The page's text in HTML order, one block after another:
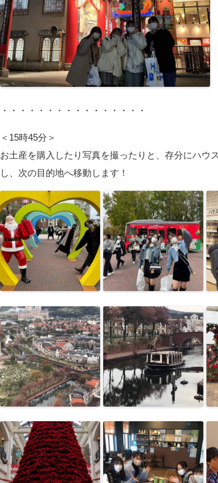
・・・・・・・・・・・・・・・・
＜15時45分＞
お土産を購入したり写真を撮ったりと、存分にハウ
し、次の目的地へ移動します！